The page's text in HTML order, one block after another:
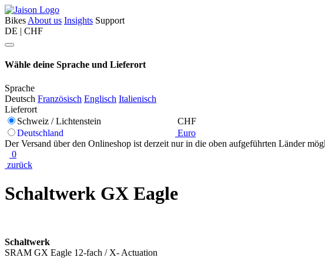
Bikes About us Insights Support
DE | CHF
Wähle deine Sprache und Lieferort
Sprache
Deutsch Französisch Englisch Italienisch
Lieferort
Schweiz / Lichtenstein
CHF
Deutschland
Euro
Der Versand über den Onlineshop ist derzeit nur in die oben aufgeführten Länder
0
zurück
Schaltwerk GX Eagle
Schaltwerk
SRAM GX Eagle 12-fach / X- Actuation